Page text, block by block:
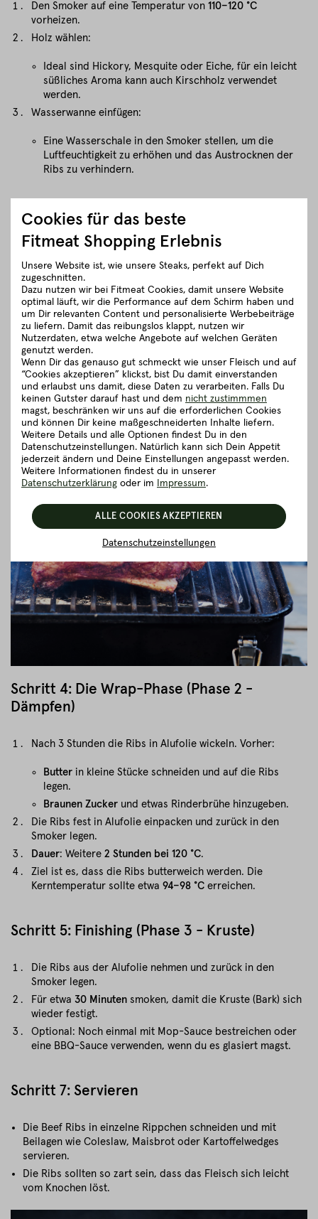
Den Smoker auf eine Temperatur von 110–120 °C
vorheizen.
Holz wählen:
Ideal sind Hickory, Mesquite oder Eiche, für ein leicht
süßliches Aroma kann auch Kirschholz verwendet
werden.
Wasserwanne einfügen:
Eine Wasserschale in den Smoker stellen, um die
Luftfeuchtigkeit zu erhöhen und das Austrocknen der
Ribs zu verhindern.
Schritt 3: Smoken (Phase 1)
Die Ribs aus dem Kühlschrank nehmen und
Zimmertemperatur annehmen lassen (ca. 30 Minuten).
Die Ribs mit der Fleischseite nach oben auf den Rost des
Smokers legen.
Dauer: 3 Stunden bei110–120 °C.
Während dieser Phase alle 30–45 Minuten mit der Mop-
Sauce bestreichen, um das Fleisch saftig zu halten.
Schritt 4: Die Wrap-Phase (Phase 2 -
Dämpfen)
Nach 3 Stunden die Ribs in Alufolie wickeln. Vorher:
Butter in kleine Stücke schneiden und auf die Ribs
legen.
Braunen Zucker und etwas Rinderbrühe hinzugeben.
Die Ribs fest in Alufolie einpacken und zurück in den
Smoker legen.
Dauer: Weitere 2 Stunden bei 120 °C.
Ziel ist es, dass die Ribs butterweich werden. Die
Kerntemperatur sollte etwa 94–98 °C erreichen.
Schritt 5: Finishing (Phase 3 - Kruste)
Die Ribs aus der Alufolie nehmen und zurück in den
Smoker legen.
Für etwa 30 Minuten smoken, damit die Kruste (Bark) sich
wieder festigt.
Optional: Noch einmal mit Mop-Sauce bestreichen oder
eine BBQ-Sauce verwenden, wenn du es glasiert magst.
Schritt 7: Servieren
Die Beef Ribs in einzelne Rippchen schneiden und mit
Beilagen wie Coleslaw, Maisbrot oder Kartoffelwedges
servieren.
Die Ribs sollten so zart sein, dass das Fleisch sich leicht
vom Knochen löst.
Cookies für das beste
Fitmeat Shopping Erlebnis
Unsere Website ist, wie unsere Steaks, perfekt auf Dich
zugeschnitten.
Dazu nutzen wir bei Fitmeat Cookies, damit unsere Website
optimal läuft, wir die Performance auf dem Schirm haben und
um Dir relevanten Content und personalisierte Werbebeiträge
zu liefern. Damit das reibungslos klappt, nutzen wir
Nutzerdaten, etwa welche Angebote auf welchen Geräten
genutzt werden.
Wenn Dir das genauso gut schmeckt wie unser Fleisch und auf
“Cookies akzeptieren” klickst, bist Du damit einverstanden
und erlaubst uns damit, diese Daten zu verarbeiten. Falls Du
keinen Gutster darauf hast und dem nicht zustimmmen
magst, beschränken wir uns auf die erforderlichen Cookies
und können Dir keine maßgeschneiderten Inhalte liefern.
Weitere Details und alle Optionen findest Du in den
Datenschutzeinstellungen. Natürlich kann sich Dein Appetit
jederzeit ändern und Deine Einstellungen angepasst werden.
Weitere Informationen findest du in unserer
Datenschutzerklärung oder im Impressum.
Datenschutzeinstellungen
ALLE COOKIES AKZEPTIEREN